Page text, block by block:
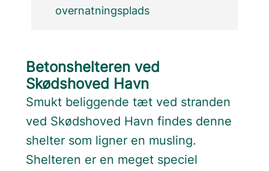
overnatningsplads
Betonshelteren ved
Skødshoved Havn
Smukt beliggende tæt ved stranden
ved Skødshoved Havn findes denne
shelter som ligner en musling.
Shelteren er en meget speciel